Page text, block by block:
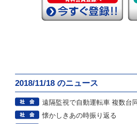
2018/11/18 のニュース
遠隔監視で自動運転車 複数台
懐かしきあの時振り返る